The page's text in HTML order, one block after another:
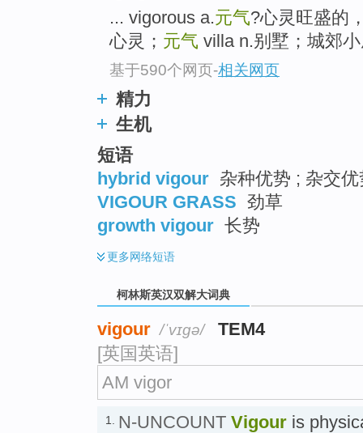
... vigorous a.元气?心灵旺盛的
心灵； 元气 villa n.别墅；城郊
基于590个网页-相关网页
精力
生机
短语
hybrid vigour 杂种优势 ; 杂交优
VIGOUR GRASS 劲草
growth vigour 长势
更多网络短语
柯林斯英汉双解大词典
vigour /ˈvɪɡə/
TEM4
[英国英语]
AM vigor
1. N-UNCOUNT Vigour is